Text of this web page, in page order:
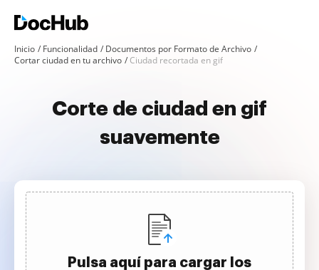
Inicio Funcionalidad
Documentos por Formato de Archivo
Cortar ciudad en tu archivo
Ciudad recortada en gif
Corte de ciudad en gif
suavemente
Pulsa aquí para cargar los